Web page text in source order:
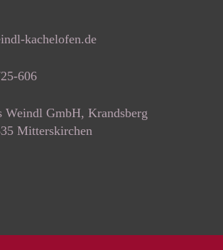
kachelofen.de
606
Weindl GmbH, Krandsberg
Mitterskirchen